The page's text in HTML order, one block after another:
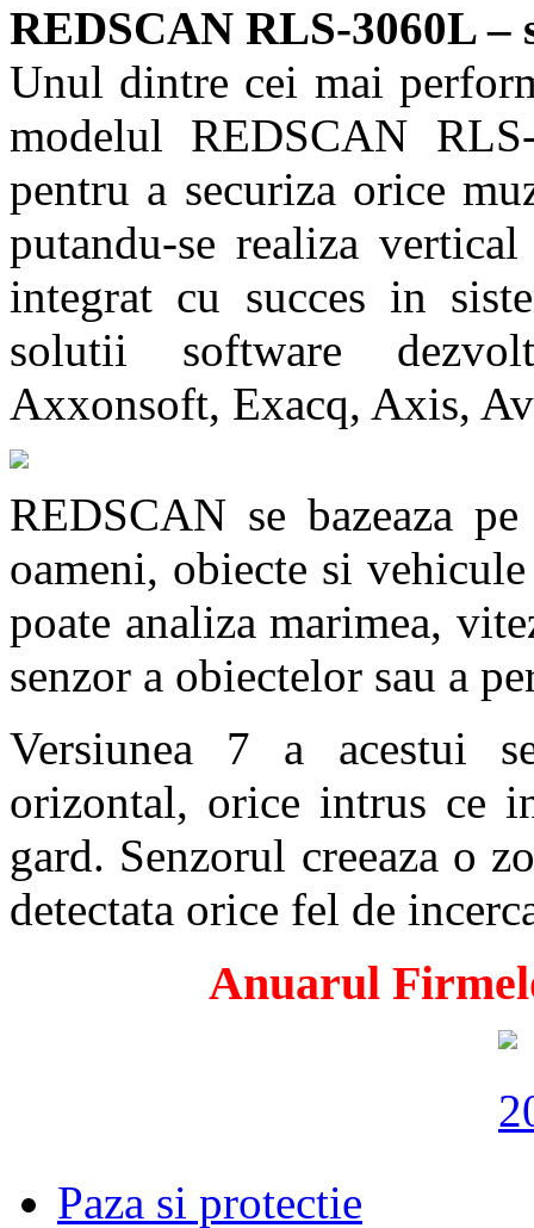
REDSCAN RLS-3060L
Unul dintre cei mai
modelul REDSCAN
pentru a securiza orice
putandu-se realiza
integrat cu succes in
solutii software
Axxonsoft, Exacq, Axis,
REDSCAN se bazeaza
oameni, obiecte si
poate analiza marimea,
senzor a obiectelor sau a
Versiunea 7 a acestui
orizontal, orice intrus ce
gard. Senzorul creeaza o
detectata orice fel de
Anuarul
Paza si protectie